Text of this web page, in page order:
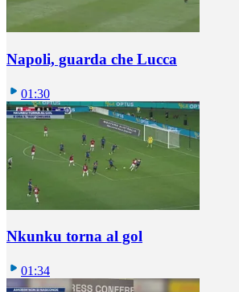
Napoli, guarda che Lucca
01:30
Nkunku torna al gol
01:34